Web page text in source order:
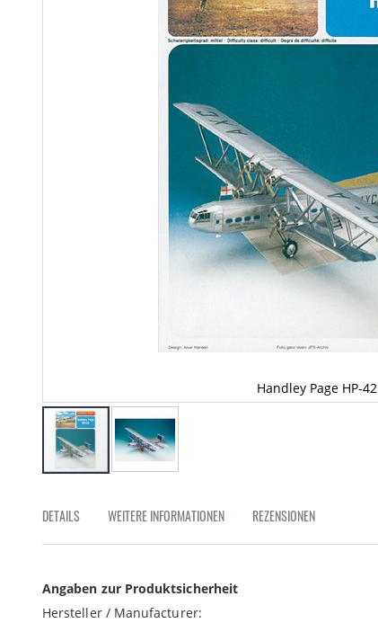
Handley Page HP-42
der
springen
DETAILS WEITERE INFORMATIONEN REZENSIONEN
Angaben zur Produktsicherheit
Hersteller / Manufacturer: